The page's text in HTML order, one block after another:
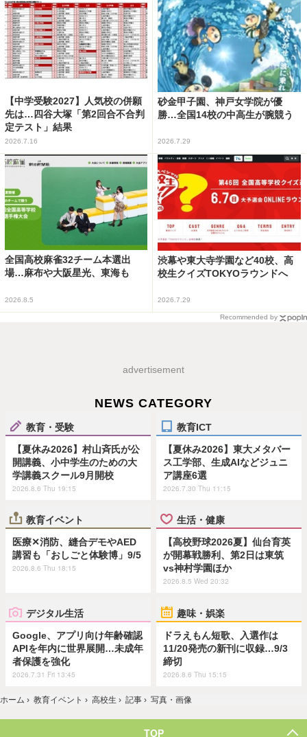
【中学受験2027】人気校の併願
先は…四谷大塚「第2回合不合判
定テスト」結果
2026.7.16
砂金甲子園、神戸女学院が優
勝…全国14校の中高生が腕競う
2026.7.29
全国高校麻雀32チーム本選出
場…麻布や大阪星光、東海も
2026.8.5
渋幕や東大寺学園など40校、高
校生クイズTOKYOラウンドへ
2026.7.29
Recommended by
advertisement
NEWS CATEGORY
教育・受験
【夏休み2026】村山斉氏が公
開講義、小中学生のための大
学講義スクール9月開校
2026.8.6 Thu 19:15
教育ICT
【夏休み2026】東大メタバー
ス工学部、生成AIなどジュニ
ア講座6選
2026.7.30 Thu 11:15
教育イベント
医療✕消防、縫合デモやAED
講習も「おしごと体験博」9/5
2026.8.6 Thu 18:15
生活・健康
【高校野球2026夏】仙台育英
が開幕戦勝利、第2日は東筑
vs神村学園ほか
2026.8.5 Wed 20:32
デジタル生活
Google、アプリ向け年齢確認
APIを年内に世界展開…未成年
者保護を強化
2026.7.31 Fri 13:45
趣味・娯楽
ドラえもん短歌、入選作は
11/20発売の新刊に収録…9/3
締切
2026.8.6 Thu 15:15
ホーム › 教育イベント › 高校生 › 記事 › 写真・画像
TOP